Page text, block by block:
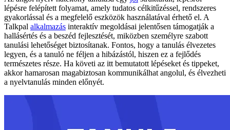
lépésre felépített folyamat, amely tudatos célkitűzéssel, rendszeres
gyakorlással és a megfelelő eszközök használatával érhető el. A
Talkpal alkalmazás interaktív megoldásai jelentősen támogatják a
hallásértés és a beszéd fejlesztését, miközben személyre szabott
tanulási lehetőséget biztosítanak. Fontos, hogy a tanulás élvezetes
legyen, és a tanuló ne féljen a hibázástól, hiszen ez a fejlődés
természetes része. Ha követi az itt bemutatott lépéseket és tippeket,
akkor hamarosan magabiztosan kommunikálhat angolul, és élvezheti
a nyelvtanulás minden előnyét.